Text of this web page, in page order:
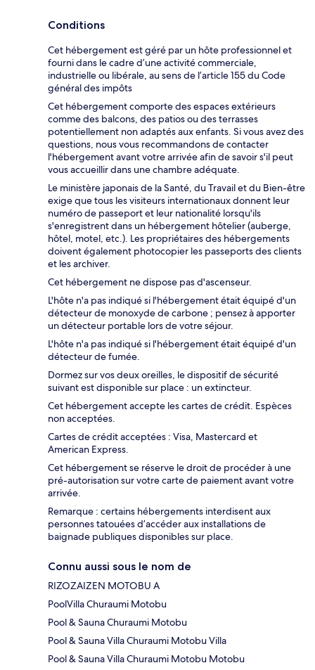
Conditions
Cet hébergement est géré par un hôte professionnel et
fourni dans le cadre d’une activité commerciale,
industrielle ou libérale, au sens de l’article 155 du Code
général des impôts
Cet hébergement comporte des espaces extérieurs
comme des balcons, des patios ou des terrasses
potentiellement non adaptés aux enfants. Si vous avez des
questions, nous vous recommandons de contacter
l'hébergement avant votre arrivée afin de savoir s'il peut
vous accueillir dans une chambre adéquate.
Le ministère japonais de la Santé, du Travail et du Bien-être
exige que tous les visiteurs internationaux donnent leur
numéro de passeport et leur nationalité lorsqu'ils
s'enregistrent dans un hébergement hôtelier (auberge,
hôtel, motel, etc.). Les propriétaires des hébergements
doivent également photocopier les passeports des clients
et les archiver.
Cet hébergement ne dispose pas d'ascenseur.
L'hôte n'a pas indiqué si l'hébergement était équipé d'un
détecteur de monoxyde de carbone ; pensez à apporter
un détecteur portable lors de votre séjour.
L'hôte n'a pas indiqué si l'hébergement était équipé d'un
détecteur de fumée.
Dormez sur vos deux oreilles, le dispositif de sécurité
suivant est disponible sur place : un extincteur.
Cet hébergement accepte les cartes de crédit. Espèces
non acceptées.
Cartes de crédit acceptées : Visa, Mastercard et
American Express.
Cet hébergement se réserve le droit de procéder à une
pré-autorisation sur votre carte de paiement avant votre
arrivée.
Remarque : certains hébergements interdisent aux
personnes tatouées d’accéder aux installations de
baignade publiques disponibles sur place.
Connu aussi sous le nom de
RIZOZAIZEN MOTOBU A
PoolVilla Churaumi Motobu
Pool & Sauna Churaumi Motobu
Pool & Sauna Villa Churaumi Motobu Villa
Pool & Sauna Villa Churaumi Motobu Motobu